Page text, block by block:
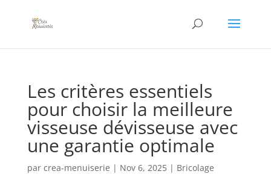
Les critères essentiels
pour choisir la meilleure
visseuse dévisseuse avec
une garantie optimale
par crea-menuiserie | Nov 6, 2025| Bricolage